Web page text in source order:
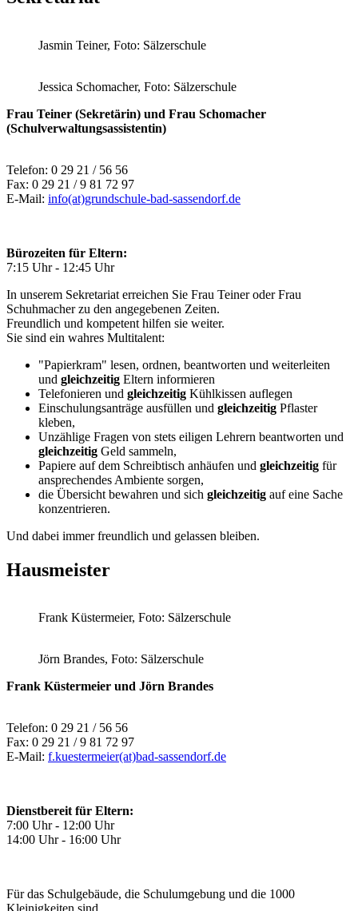
Jasmin Teiner, Foto: Sälzerschule
Jessica Schomacher, Foto: Sälzerschule
Frau Teiner (Sekretärin) und Frau Schomacher
(Schulverwaltungsassistentin)
Telefon: 0 29 21 / 56 56
Fax: 0 29 21 / 9 81 72 97
E-Mail: info(at)grundschule-bad-sassendorf.de
Bürozeiten für Eltern:
7:15 Uhr - 12:45 Uhr
In unserem Sekretariat erreichen Sie Frau Teiner oder Frau
Schuhmacher zu den angegebenen Zeiten.
Freundlich und kompetent hilfen sie weiter.
Sie sind ein wahres Multitalent:
"Papierkram" lesen, ordnen, beantworten und weiterleiten
und gleichzeitig Eltern informieren
Telefonieren und gleichzeitig Kühlkissen auflegen
Einschulungsanträge ausfüllen und gleichzeitig Pflaster
kleben,
Unzählige Fragen von stets eiligen Lehrern beantworten und
gleichzeitig Geld sammeln,
Papiere auf dem Schreibtisch anhäufen und gleichzeitig für
ansprechendes Ambiente sorgen,
die Übersicht bewahren und sich gleichzeitig auf eine Sache
konzentrieren.
Und dabei immer freundlich und gelassen bleiben.
Hausmeister
Frank Küstermeier, Foto: Sälzerschule
Jörn Brandes, Foto: Sälzerschule
Frank Küstermeier und Jörn Brandes
Telefon: 0 29 21 / 56 56
Fax: 0 29 21 / 9 81 72 97
E-Mail: f.kuestermeier(at)bad-sassendorf.de
Dienstbereit für Eltern:
7:00 Uhr - 12:00 Uhr
14:00 Uhr - 16:00 Uhr
Für das Schulgebäude, die Schulumgebung und die 1000